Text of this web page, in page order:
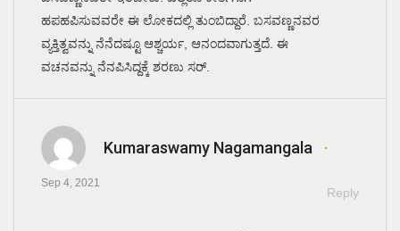
ಹಪಹಪಿಸುವವರೇ ಈ ಲೋಕದಲ್ಲಿ ತುಂಬಿದ್ದಾರೆ. ಬಸವಣ್ಣನವರ
ವ್ಯಕ್ತಿತ್ವವನ್ನು ನೆನೆದಷ್ಟೂ ಆಶ್ಚರ್ಯ, ಆನಂದವಾಗುತ್ತದೆ. ಈ
ವಚನವನ್ನು ನೆನಪಿಸಿದ್ದಕ್ಕೆ ಶರಣು ಸರ್.
Kumaraswamy Nagamangala
Sep 4, 2021
Reply